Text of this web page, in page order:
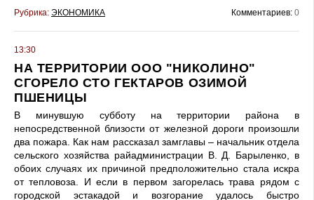
Рубрика: ЭКОНОМИКА Комментариев: 0
13:30
НА ТЕРРИТОРИИ ООО "НИКОЛИНО"
СГОРЕЛО СТО ГЕКТАРОВ ОЗИМОЙ
ПШЕНИЦЫ
В минувшую субботу на территории района в
непосредственной близости от железной дороги произошли
два пожара. Как нам рассказал замглавы – начальник отдела
сельского хозяйства райадминистрации В. Д. Барыленко, в
обоих случаях их причиной предположительно стала искра
от тепловоза. И если в первом загорелась трава рядом с
городской эстакадой и возгорание удалось быстро